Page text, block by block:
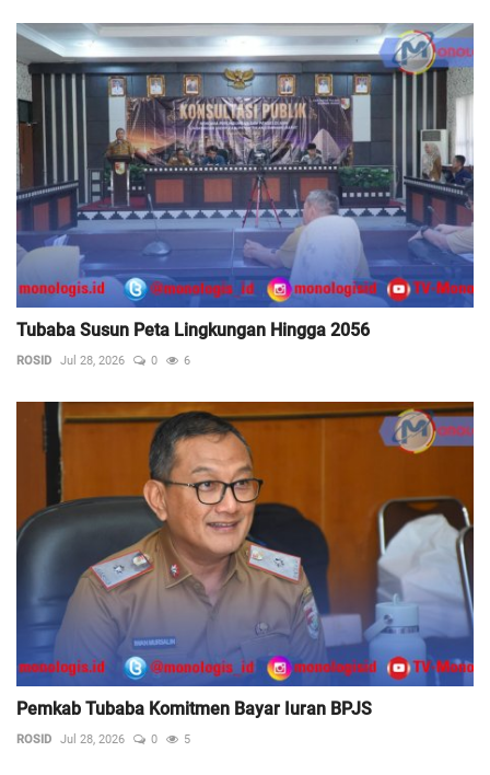
Tubaba Susun Peta Lingkungan Hingga 2056
ROSID Jul 28, 2026 0 6
Pemkab Tubaba Komitmen Bayar Iuran BPJS
ROSID Jul 28, 2026 0 5